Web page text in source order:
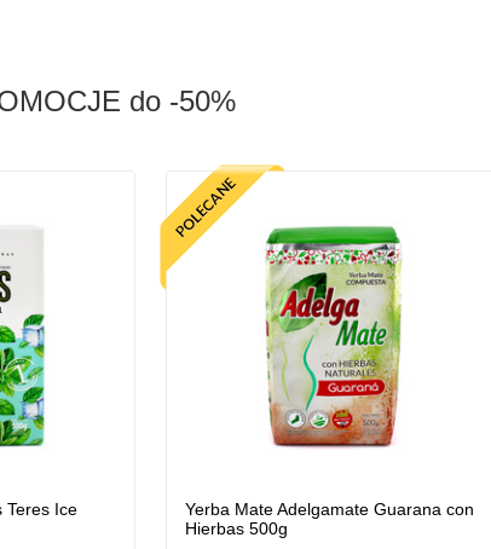
do -50%
Teres Ice
Yerba Mate Adelgamate Guarana con
Hierbas 500g